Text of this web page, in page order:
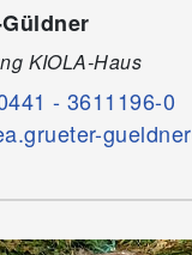
KIOLA-Haus
- 3611196-0
gueldner